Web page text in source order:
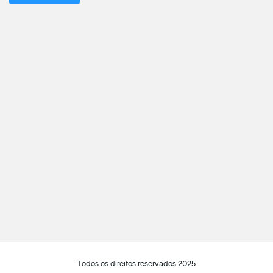
Todos os direitos reservados 2025